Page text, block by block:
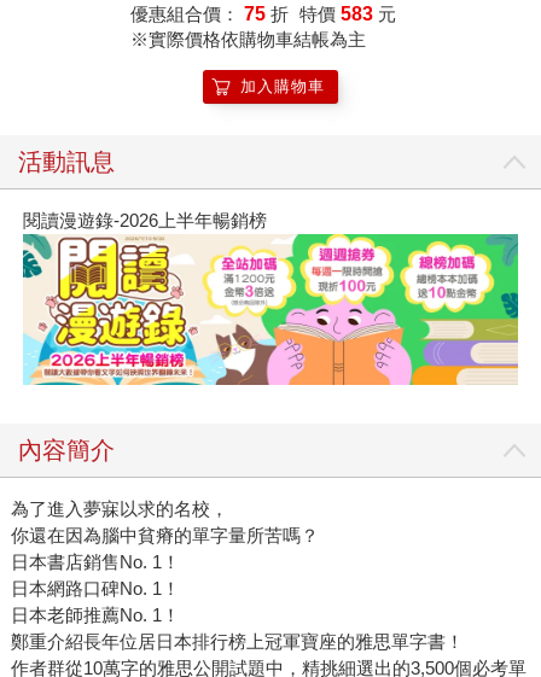
優惠組合價： 75 折 特價 583 元
※實際價格依購物車結帳為主
加入購物車
活動訊息
閱讀漫遊錄-2026上半年暢銷榜
內容簡介
為了進入夢寐以求的名校，
你還在因為腦中貧瘠的單字量所苦嗎？
日本書店銷售No. 1！
日本網路口碑No. 1！
日本老師推薦No. 1！
鄭重介紹長年位居日本排行榜上冠軍寶座的雅思單字書！
作者群從10萬字的雅思公開試題中，精挑細選出的3,500個必考單